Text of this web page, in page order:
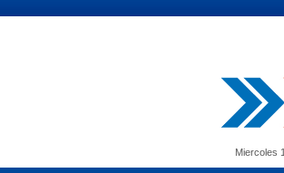
Miercoles